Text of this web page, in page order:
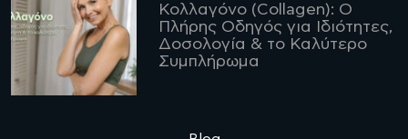
Κολλαγόνο (Collagen): Ο
Πλήρης Οδηγός για Ιδιότητες,
Δοσολογία & το Καλύτερο
Συμπλήρωμα